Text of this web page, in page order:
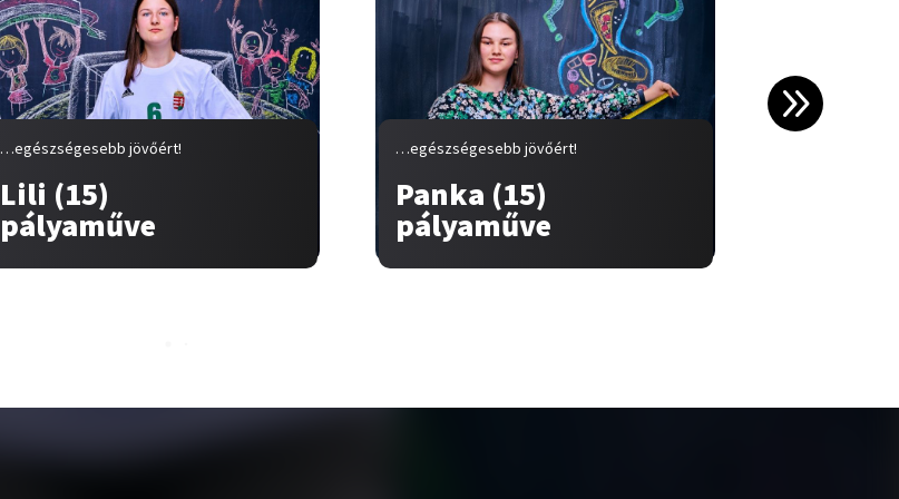
…egészségesebb jövőért!
Lili (15)
pályaműve
…egészségesebb jövőért!
Panka (15)
pályaműve